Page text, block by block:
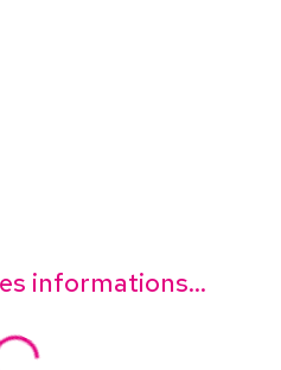
informations...